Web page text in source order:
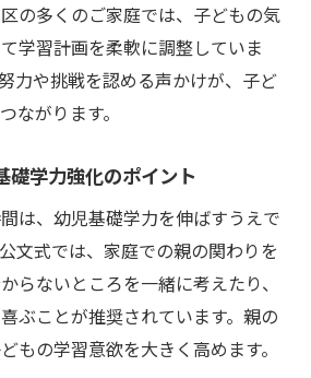
の多くのご家庭では、子どもの気
学習計画を柔軟に調整していま
力や挑戦を認める声かけが、子ど
ながります。
礎学力強化のポイント
は、幼児基礎学力を伸ばすうえで
文式では、家庭での親の関わりを
らないところを一緒に考えたり、
ぶことが推奨されています。親の
もの学習意欲を大きく高めます。